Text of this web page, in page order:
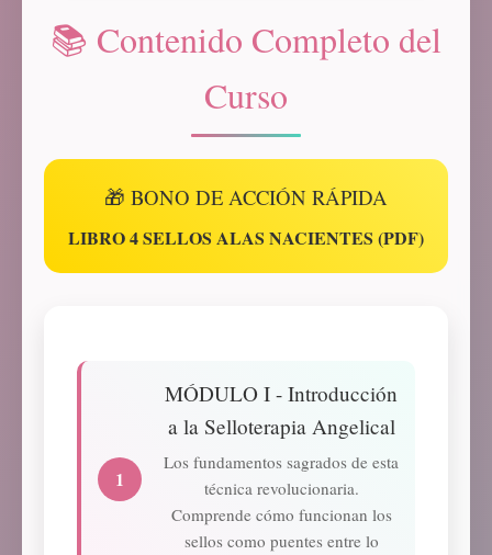
📚 Contenido Completo del
Curso
🎁 BONO DE ACCIÓN RÁPIDA
LIBRO 4 SELLOS ALAS NACIENTES (PDF)
1
MÓDULO I - Introducción
a la Selloterapia Angelical
Los fundamentos sagrados de esta
técnica revolucionaria.
Comprende cómo funcionan los
sellos como puentes entre lo